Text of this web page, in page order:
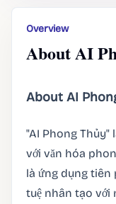
Overview
About AI
About AI
"AI Phong Thủy"
với văn hóa
là ứng dụng tiên
tuệ nhân tạo với